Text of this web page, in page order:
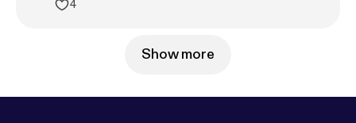
com/kaulitzhills.podcast/
choices. Visit podcastchoices.com/adchoices [
4
Show more